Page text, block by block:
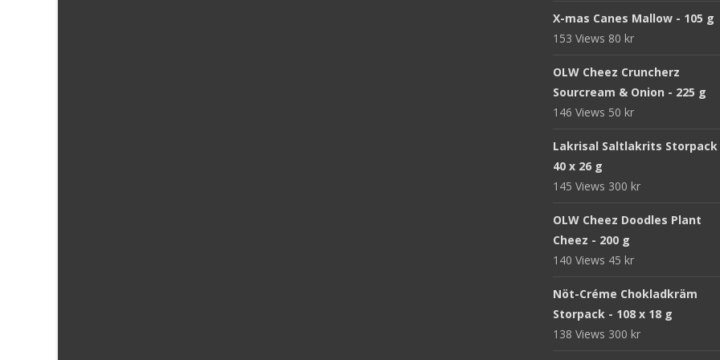
X-mas Canes Mallow - 105 g
153 Views 80 kr
OLW Cheez Cruncherz
Sourcream & Onion - 225 g
146 Views 50 kr
Lakrisal Saltlakrits Storpack
40 x 26 g
145 Views 300 kr
OLW Cheez Doodles Plant
Cheez - 200 g
140 Views 45 kr
Nöt-Créme Chokladkräm
Storpack - 108 x 18 g
138 Views 300 kr